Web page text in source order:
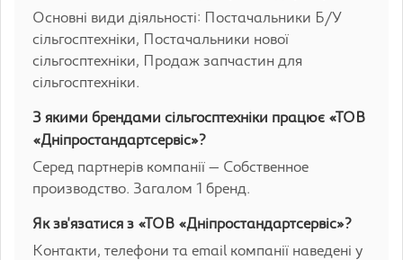
Основні види діяльності: Постачальники Б/У
сільгосптехніки, Постачальники нової
сільгосптехніки, Продаж запчастин для
сільгосптехніки.
З якими брендами сільгосптехніки працює «ТОВ
«Дніпростандартсервіс»?
Серед партнерів компанії — Собственное
производство. Загалом 1 бренд.
Як зв'язатися з «ТОВ «Дніпростандартсервіс»?
Контакти, телефони та email компанії наведені у